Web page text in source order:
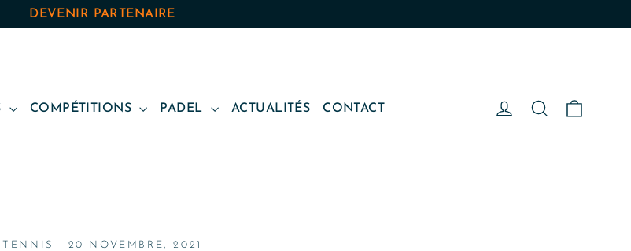
DEVENIR PARTENAIRE
COMPÉTITIONS PADEL ACTUALITÉS CONTACT Se connecter
Rechercher
TENNIS · 20 NOVEMBRE, 2021